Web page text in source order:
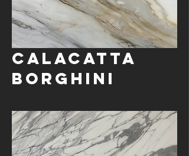
Calacatta
Borghini